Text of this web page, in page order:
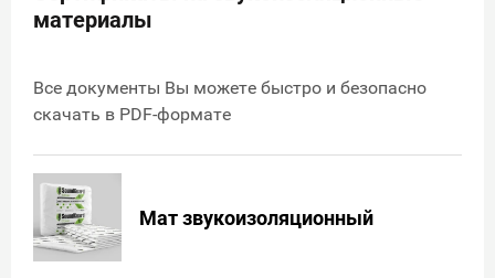
материалы
Все документы Вы можете быстро и безопасно
скачать в PDF-формате
Мат звукоизоляционный